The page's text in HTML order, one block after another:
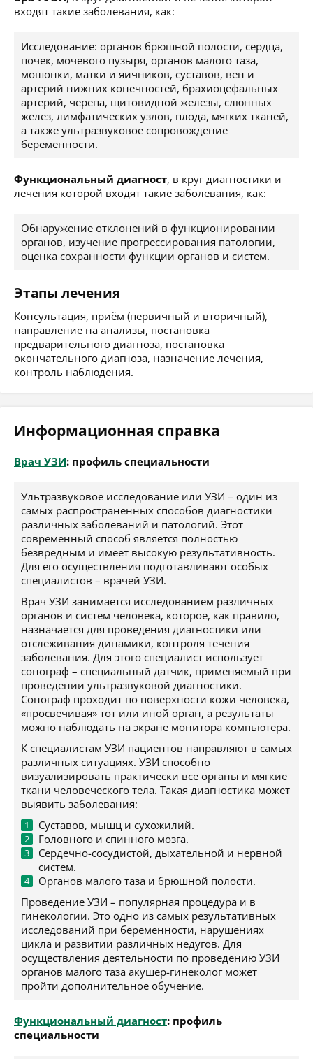
входят такие заболевания, как:
Исследование: органов брюшной полости, сердца,
почек, мочевого пузыря, органов малого таза,
мошонки, матки и яичников, суставов, вен и
артерий нижних конечностей, брахиоцефальных
артерий, черепа, щитовидной железы, слюнных
желез, лимфатических узлов, плода, мягких тканей,
а также ультразвуковое сопровождение
беременности.
Функциональный диагност, в круг диагностики и
лечения которой входят такие заболевания, как:
Обнаружение отклонений в функционировании
органов, изучение прогрессирования патологии,
оценка сохранности функции органов и систем.
Этапы лечения
Консультация, приём (первичный и вторичный),
направление на анализы, постановка
предварительного диагноза, постановка
окончательного диагноза, назначение лечения,
контроль наблюдения.
Информационная справка
Врач УЗИ: профиль специальности
Ультразвуковое исследование или УЗИ – один из
самых распространенных способов диагностики
различных заболеваний и патологий. Этот
современный способ является полностью
безвредным и имеет высокую результативность.
Для его осуществления подготавливают особых
специалистов – врачей УЗИ.
Врач УЗИ занимается исследованием различных
органов и систем человека, которое, как правило,
назначается для проведения диагностики или
отслеживания динамики, контроля течения
заболевания. Для этого специалист использует
сонограф – специальный датчик, применяемый при
проведении ультразвуковой диагностики.
Сонограф проходит по поверхности кожи человека,
«просвечивая» тот или иной орган, а результаты
можно наблюдать на экране монитора компьютера.
К специалистам УЗИ пациентов направляют в самых
различных ситуациях. УЗИ способно
визуализировать практически все органы и мягкие
ткани человеческого тела. Такая диагностика может
выявить заболевания:
Суставов, мышц и сухожилий.
Головного и спинного мозга.
Сердечно-сосудистой, дыхательной и нервной
систем.
Органов малого таза и брюшной полости.
Проведение УЗИ – популярная процедура и в
гинекологии. Это одно из самых результативных
исследований при беременности, нарушениях
цикла и развитии различных недугов. Для
осуществления деятельности по проведению УЗИ
органов малого таза акушер-гинеколог может
пройти дополнительное обучение.
Функциональный диагност: профиль
специальности